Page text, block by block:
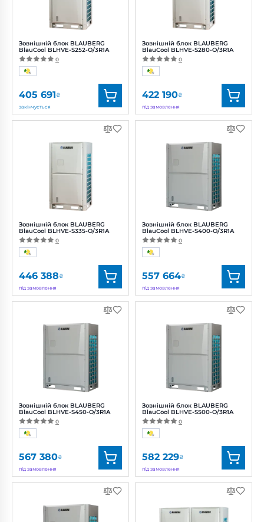
Зовнішній блок BLAUBERG
BlauCool BLHVE-S252-O/3R1A
0
405 691₴
закінчується
Blauberg
Артикул:0688390904
13400 Вт
Зовнішній блок BLAUBERG
BlauCool BLHVE-S280-O/3R1A
0
422 190₴
під замовлення
Blauberg
Артикул: 0688390905
14300 Вт
Зовнішній блок BLAUBERG
BlauCool BLHVE-S335-O/3R1A
0
446 388₴
під замовлення
Blauberg
Артикул:0688390906
14800 Вт
Зовнішній блок BLAUBERG
BlauCool BLHVE-S400-O/3R1A
0
557 664₴
під замовлення
Blauberg
Артикул:
0688391716
18300 Вт
Зовнішній блок BLAUBERG
BlauCool BLHVE-S450-O/3R1A
0
567 380₴
під замовлення
Blauberg
Артикул:0688390908
18800 Вт
Зовнішній блок BLAUBERG
BlauCool BLHVE-S500-O/3R1A
0
582 229₴
під замовлення
Blauberg
Потужність:
22000 Вт